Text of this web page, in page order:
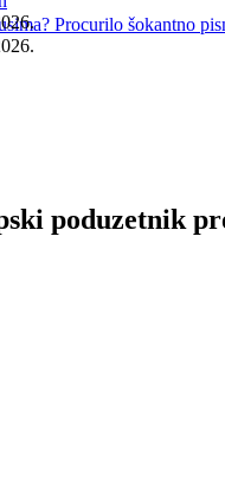
Procurilo šokantno
poduzetnik